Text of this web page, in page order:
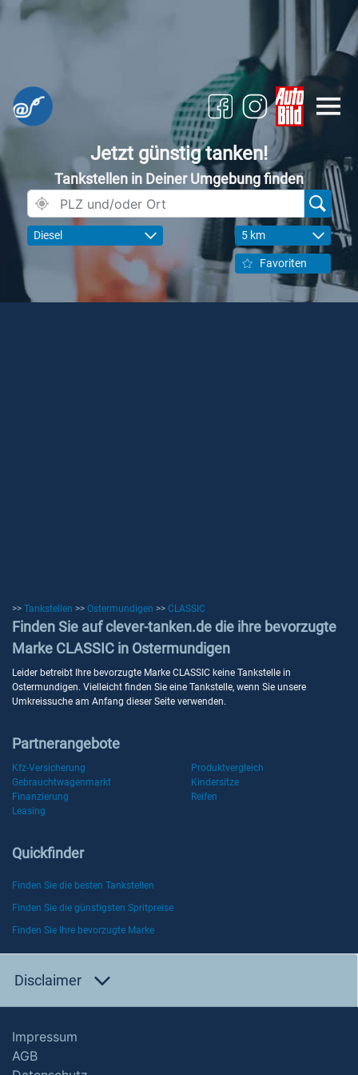
Jetzt günstig tanken!
Tankstellen in Deiner Umgebung finden
Diesel 5 km
Favoriten
>> Tankstellen >> Ostermundigen >> CLASSIC
Finden Sie auf clever-tanken.de die ihre bevorzugte
Marke CLASSIC in Ostermundigen
Leider betreibt Ihre bevorzugte Marke CLASSIC keine Tankstelle in
Ostermundigen. Vielleicht finden Sie eine Tankstelle, wenn Sie unsere
Umkreissuche am Anfang dieser Seite verwenden.
Partnerangebote
Kfz-Versicherung
Produktvergleich
Gebrauchtwagenmarkt
Kindersitze
Finanzierung
Reifen
Leasing
Quickfinder
Finden Sie die besten Tankstellen
Finden Sie die günstigsten Spritpreise
Finden Sie Ihre bevorzugte Marke
Disclaimer
Impressum
AGB